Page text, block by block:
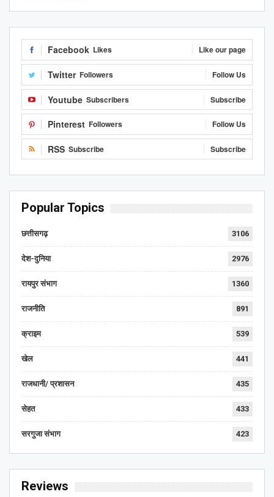
Facebook Likes Like our page
Twitter Followers Follow Us
Youtube Subscribers Subscribe
Pinterest Followers Follow Us
RSS Subscribe Subscribe
Popular Topics
छत्तीसगढ़ 3106
देश-दुनिया 2976
रायपुर संभाग 1360
राजनीति 891
क्राइम 539
खेल 441
राजधानी/ प्रशासन 435
सेहत 433
सरगुजा संभाग 423
Reviews